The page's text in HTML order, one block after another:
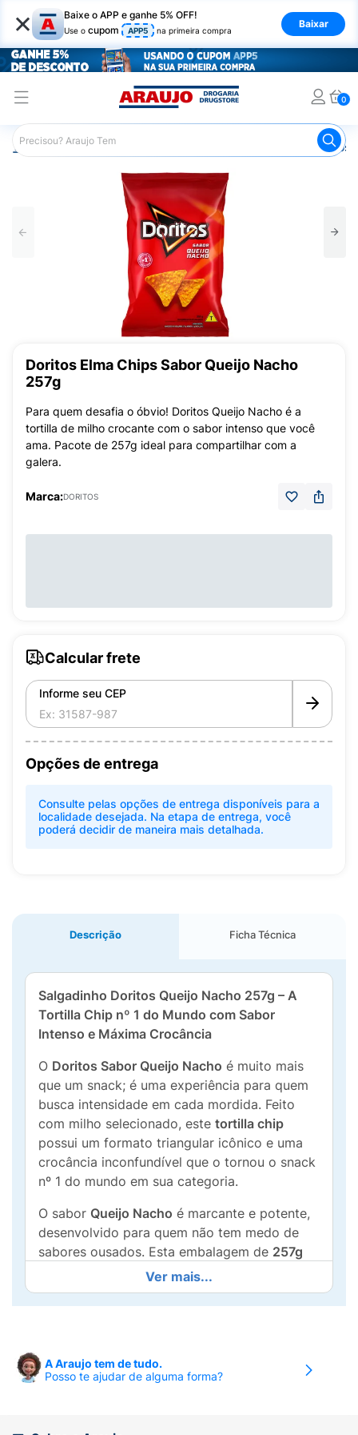
× Baixe o APP e ganhe 5% OFF!
Use o cupom APP5 na primeira compra
Baixar
0
Araujo Mercado Salgadinhos
Doritos Elma Chips Sabor Queijo Nacho
257g
Para quem desafia o óbvio! Doritos Queijo Nacho é a
tortilla de milho crocante com o sabor intenso que você
ama. Pacote de 257g ideal para compartilhar com a
galera.
Marca:DORITOS
Calcular frete
Informe seu CEP
Opções de entrega
Consulte pelas opções de entrega disponíveis para a
localidade desejada. Na etapa de entrega, você
poderá decidir de maneira mais detalhada.
Descrição Ficha Técnica
Salgadinho Doritos Queijo Nacho 257g – A
Tortilla Chip nº 1 do Mundo com Sabor
Intenso e Máxima Crocância
O Doritos Sabor Queijo Nacho é muito mais
que um snack; é uma experiência para quem
busca intensidade em cada mordida. Feito
com milho selecionado, este tortilla chip
possui um formato triangular icônico e uma
crocância inconfundível que o tornou o snack
nº 1 do mundo em sua categoria.
O sabor Queijo Nacho é marcante e potente,
desenvolvido para quem não tem medo de
sabores ousados. Esta embalagem de 257g
(tamanho família) é perfeita para momentos
de celebração, seja para acompanhar uma
maratona de séries, jogar videogame com os
o acompanhamento ideal para quem quer
"dar um play" na diversão com muita atitude.
Ver mais...
A Araujo tem de tudo.
Posso te ajudar de alguma forma?